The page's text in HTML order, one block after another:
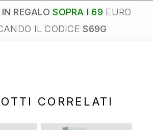
IN REGALOSOPRA I 69 EURO
IL CODICES69G
CORRELATI